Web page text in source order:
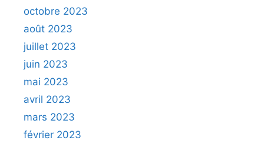
octobre 2023
août 2023
juillet 2023
juin 2023
mai 2023
avril 2023
mars 2023
février 2023